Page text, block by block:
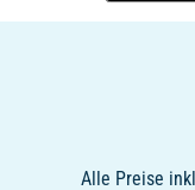
Alle Preise